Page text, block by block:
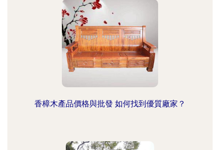
香樟木產品價格與批發 如何找到優質廠家？